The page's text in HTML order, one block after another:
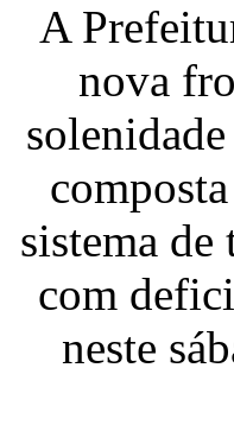
A
nova
sistema de
com
neste